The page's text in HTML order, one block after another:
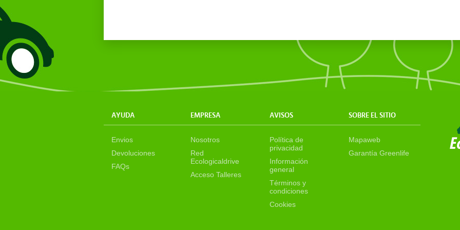
AYUDA EMPRESA AVISOS SOBRE EL SITIO
Envios
Devoluciones
FAQs
Nosotros
Red
Ecologicaldrive
Acceso Talleres
Política de
privacidad
Información
general
Términos y
condiciones
Cookies
Mapaweb
Garantía Greenlife